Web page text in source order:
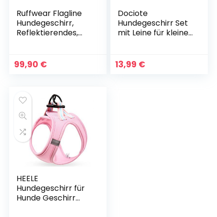
Ruffwear Flagline
Hundegeschirr,
Reflektierendes,
Zerr-Funktion und
Griff – Granitgrau,
99,90 €
Dociote
Hundegeschirr Set
mit Leine für kleine
ausbruchsicheres
Katzengeschirr
13,99 €
HEELE
Hundegeschirr für
Hunde Geschirr